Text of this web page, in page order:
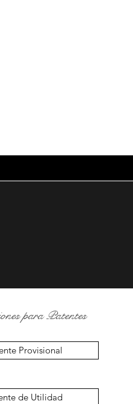
para Patentes
Provisional
de Utilidad